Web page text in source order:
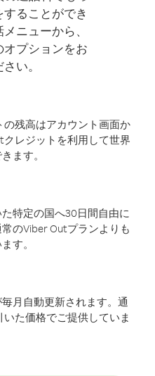
ることができ
ニューから、
オプションをお
い。
残高はアカウント画面か
レジットを利用して世界
ます。
特定の国へ30日間自由に
のViber Outプランよりも
す。
月自動更新されます。通
た価格でご提供していま